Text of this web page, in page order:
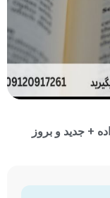
+ جدید و بروز